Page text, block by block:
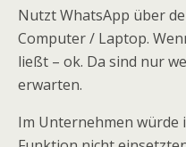
Nutzt WhatsApp über
Computer / Laptop.
ließt – ok. Da sind nur
erwarten.
Im Unternehmen würde